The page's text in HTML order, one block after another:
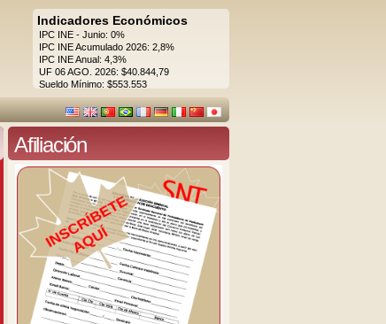
Indicadores Económicos
IPC INE - Junio: 0%
IPC INE Acumulado 2026: 2,8%
IPC INE Anual: 4,3%
UF 06 AGO. 2026: $40.844,79
Sueldo Mínimo: $553.553
Afiliación